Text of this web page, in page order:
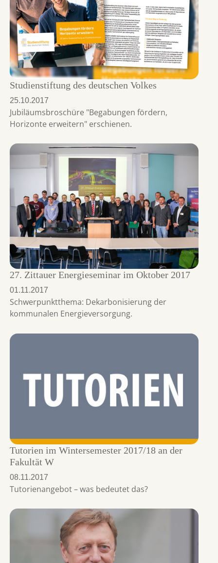
Studienstiftung des deutschen Volkes
25.10.2017
Jubiläumsbroschüre "Begabungen fördern,
Horizonte erweitern" erschienen.
27. Zittauer Energieseminar im Oktober 2017
01.11.2017
Schwerpunktthema: Dekarbonisierung der
kommunalen Energieversorgung.
Tutorien im Wintersemester 2017/18 an der
Fakultät W
08.11.2017
Tutorienangebot – was bedeutet das?